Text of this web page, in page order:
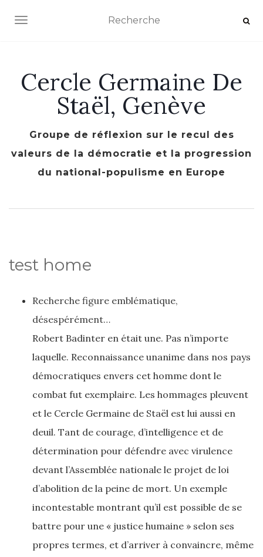
AFFICHER/MASQUER LA NAVIGATION
Cercle Germaine De
Staël, Genève
Groupe de réflexion sur le recul des
valeurs de la démocratie et la progression
du national-populisme en Europe
test home
Recherche figure emblématique,
désespérément…
Robert Badinter en était une. Pas n’importe
laquelle. Reconnaissance unanime dans nos pays
démocratiques envers cet homme dont le
combat fut exemplaire. Les hommages pleuvent
et le Cercle Germaine de Staël est lui aussi en
deuil. Tant de courage, d’intelligence et de
détermination pour défendre avec virulence
devant l’Assemblée nationale le projet de loi
d’abolition de la peine de mort. Un exemple
incontestable montrant qu’il est possible de se
battre pour une « justice humaine » selon ses
propres termes, et d’arriver à convaincre, même